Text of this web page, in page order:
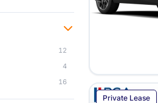
Private Lease
26
12
4
16